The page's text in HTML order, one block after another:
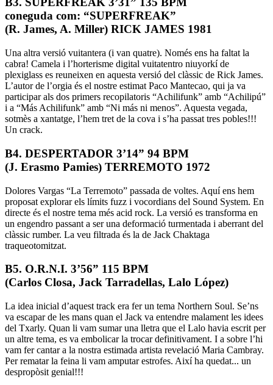
coneguda com: “SUPERFREAK”
(R. James, A. Miller) RICK JAMES 1981
Una altra versió vuitantera (i van quatre). Només ens ha faltat la
cabra! Camela i l’horterisme digital vuitatentro niuyorkí de
plexiglass es reuneixen en aquesta versió del clàssic de Rick James.
L’autor de l’orgia és el nostre estimat Paco Mantecao, qui ja va
participar als dos primers recopilatoris “Achilifunk” amb “Achilipú”
i a “Más Achilifunk” amb “Ni más ni menos”. Aquesta vegada,
sotmès a xantatge, l’hem tret de la cova i s’ha passat tres pobles!!!
Un crack.
B4. DESPERTADOR 3’14” 94 BPM
(J. Erasmo Pamies) TERREMOTO 1972
Dolores Vargas “La Terremoto” passada de voltes. Aquí ens hem
proposat explorar els límits fuzz i vocordians del Sound System. En
directe és el nostre tema més acid rock. La versió es transforma en
un engendro passant a ser una deformació turmentada i aberrant del
clàssic rumber. La veu filtrada és la de Jack Chaktaga
traqueotomitzat.
B5. O.R.N.I. 3’56” 115 BPM
(Carlos Closa, Jack Tarradellas, Lalo López)
La idea inicial d’aquest track era fer un tema Northern Soul. Se’ns
va escapar de les mans quan el Jack va entendre malament les idees
del Txarly. Quan li vam sumar una lletra que el Lalo havia escrit per
un altre tema, es va embolicar la trocar definitivament. I a sobre l’hi
vam fer cantar a la nostra estimada artista revelació Maria Cambray.
Per rematar la feina li vam amputar estrofes. Així ha quedat... un
despropòsit genial!!!